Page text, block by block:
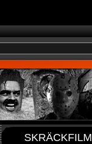
SKRÄCKFILM